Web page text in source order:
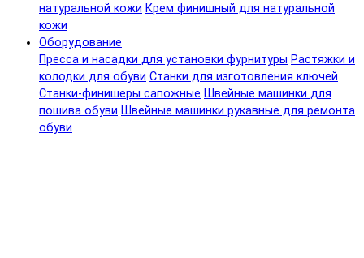
натуральной кожи Крем финишный для натуральной
кожи
Оборудование
Пресса и насадки для установки фурнитуры Растяжки и
колодки для обуви Станки для изготовления ключей
Станки-финишеры сапожные Швейные машинки для
пошива обуви Швейные машинки рукавные для ремонта
обуви